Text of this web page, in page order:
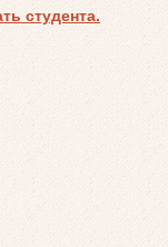
студента.